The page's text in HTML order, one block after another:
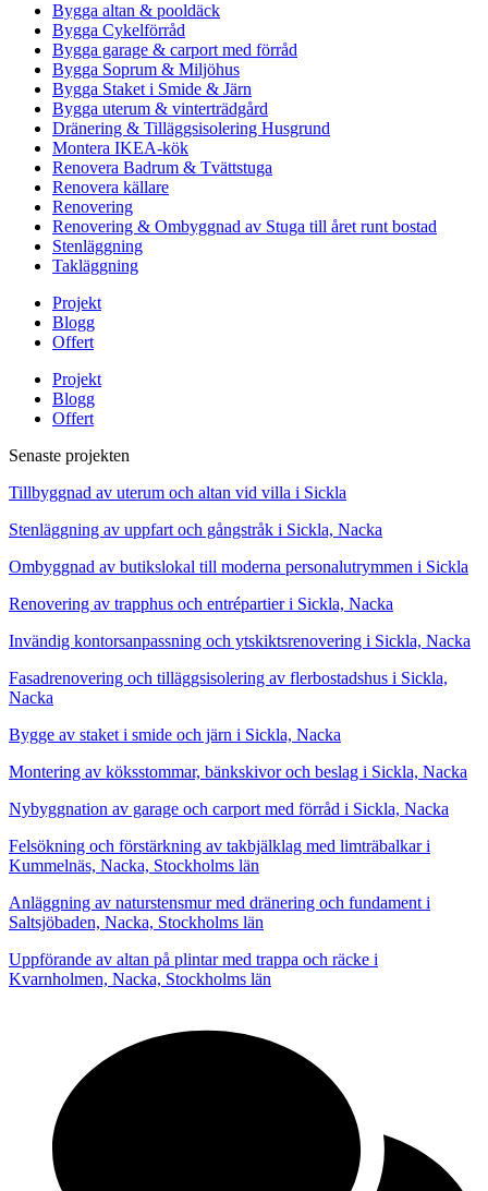
Bygga altan & pooldäck
Bygga Cykelförråd
Bygga garage & carport med förråd
Bygga Soprum & Miljöhus
Bygga Staket i Smide & Järn
Bygga uterum & vinterträdgård
Dränering & Tilläggsisolering Husgrund
Montera IKEA-kök
Renovera Badrum & Tvättstuga
Renovera källare
Renovering
Renovering & Ombyggnad av Stuga till året runt bostad
Stenläggning
Takläggning
Projekt
Blogg
Offert
Projekt
Blogg
Offert
Senaste projekten
Tillbyggnad av uterum och altan vid villa i Sickla
Stenläggning av uppfart och gångstråk i Sickla, Nacka
Ombyggnad av butikslokal till moderna personalutrymmen i Sickla
Renovering av trapphus och entrépartier i Sickla, Nacka
Invändig kontorsanpassning och ytskiktsrenovering i Sickla, Nacka
Fasadrenovering och tilläggsisolering av flerbostadshus i Sickla,
Nacka
Bygge av staket i smide och järn i Sickla, Nacka
Montering av köksstommar, bänkskivor och beslag i Sickla, Nacka
Nybyggnation av garage och carport med förråd i Sickla, Nacka
Felsökning och förstärkning av takbjälklag med limträbalkar i
Kummelnäs, Nacka, Stockholms län
Anläggning av naturstensmur med dränering och fundament i
Saltsjöbaden, Nacka, Stockholms län
Uppförande av altan på plintar med trappa och räcke i
Kvarnholmen, Nacka, Stockholms län